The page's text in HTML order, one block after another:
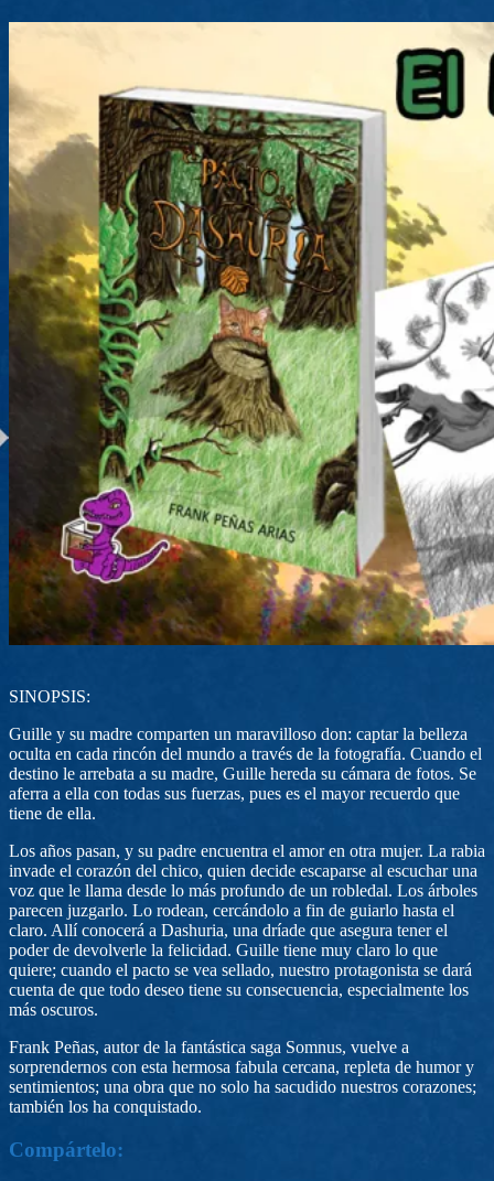
SINOPSIS:
Guille y su madre comparten un maravilloso don: captar la belleza
oculta en cada rincón del mundo a través de la fotografía. Cuando el
destino le arrebata a su madre, Guille hereda su cámara de fotos. Se
aferra a ella con todas sus fuerzas, pues es el mayor recuerdo que
tiene de ella.
Los años pasan, y su padre encuentra el amor en otra mujer. La rabia
invade el corazón del chico, quien decide escaparse al escuchar una
voz que le llama desde lo más profundo de un robledal. Los árboles
parecen juzgarlo. Lo rodean, cercándolo a fin de guiarlo hasta el
claro. Allí conocerá a Dashuria, una dríade que asegura tener el
poder de devolverle la felicidad. Guille tiene muy claro lo que
quiere; cuando el pacto se vea sellado, nuestro protagonista se dará
cuenta de que todo deseo tiene su consecuencia, especialmente los
más oscuros.
Frank Peñas, autor de la fantástica saga Somnus, vuelve a
sorprendernos con esta hermosa fabula cercana, repleta de humor y
sentimientos; una obra que no solo ha sacudido nuestros corazones;
también los ha conquistado.
Compártelo: